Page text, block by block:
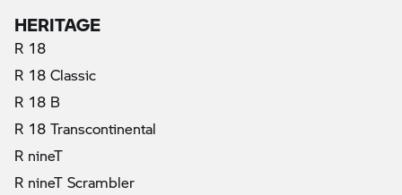
HERITAGE
R 18
R 18 Classic
R 18 B
R 18 Transcontinental
R nineT
R nineT Scrambler